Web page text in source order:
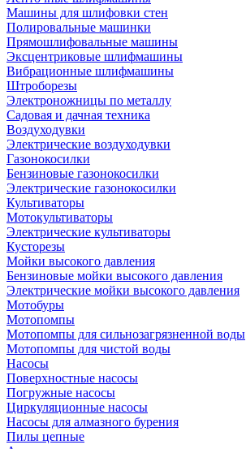
Машины для шлифовки стен
Полировальные машинки
Прямошлифовальные машины
Эксцентриковые шлифмашины
Вибрационные шлифмашины
Штроборезы
Электроножницы по металлу
Садовая и дачная техника
Воздуходувки
Электрические воздуходувки
Газонокосилки
Бензиновые газонокосилки
Электрические газонокосилки
Культиваторы
Мотокультиваторы
Электрические культиваторы
Кусторезы
Мойки высокого давления
Бензиновые мойки высокого давления
Электрические мойки высокого давления
Мотобуры
Мотопомпы
Мотопомпы для сильнозагрязненной воды
Мотопомпы для чистой воды
Насосы
Поверхностные насосы
Погружные насосы
Циркуляционные насосы
Насосы для алмазного бурения
Пилы цепные